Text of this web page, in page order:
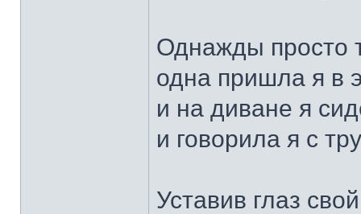
Однажды просто
одна пришла я в
и на диване я
и говорила я с
Уставив глаз